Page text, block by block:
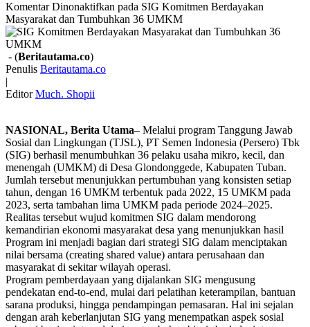
Komentar Dinonaktifkan pada SIG Komitmen Berdayakan
Masyarakat dan Tumbuhkan 36 UMKM
- (Beritautama.co)
Penulis Beritautama.co
|
Editor Much. Shopii
NASIONAL, Berita Utama– Melalui program Tanggung Jawab
Sosial dan Lingkungan (TJSL), PT Semen Indonesia (Persero) Tbk
(SIG) berhasil menumbuhkan 36 pelaku usaha mikro, kecil, dan
menengah (UMKM) di Desa Glondonggede, Kabupaten Tuban.
Jumlah tersebut menunjukkan pertumbuhan yang konsisten setiap
tahun, dengan 16 UMKM terbentuk pada 2022, 15 UMKM pada
2023, serta tambahan lima UMKM pada periode 2024–2025.
Realitas tersebut wujud komitmen SIG dalam mendorong
kemandirian ekonomi masyarakat desa yang menunjukkan hasil
Program ini menjadi bagian dari strategi SIG dalam menciptakan
nilai bersama (creating shared value) antara perusahaan dan
masyarakat di sekitar wilayah operasi.
Program pemberdayaan yang dijalankan SIG mengusung
pendekatan end-to-end, mulai dari pelatihan keterampilan, bantuan
sarana produksi, hingga pendampingan pemasaran. Hal ini sejalan
dengan arah keberlanjutan SIG yang menempatkan aspek sosial